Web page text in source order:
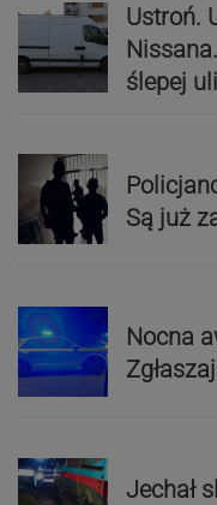
Ustroń.
ślepej
Są już
Nocna
Jechał